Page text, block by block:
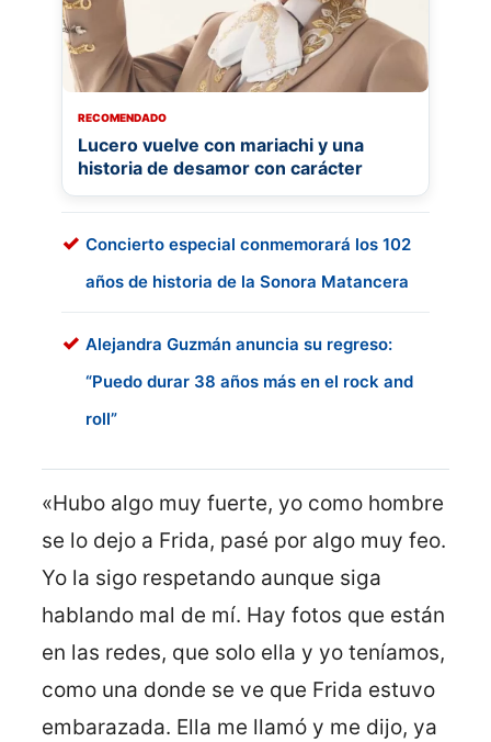
RECOMENDADO
Lucero vuelve con mariachi y una
historia de desamor con carácter
Concierto especial conmemorará los 102
años de historia de la Sonora Matancera
Alejandra Guzmán anuncia su regreso:
“Puedo durar 38 años más en el rock and
roll”
«Hubo algo muy fuerte, yo como hombre
se lo dejo a Frida, pasé por algo muy feo.
Yo la sigo respetando aunque siga
hablando mal de mí. Hay fotos que están
en las redes, que solo ella y yo teníamos,
como una donde se ve que Frida estuvo
embarazada. Ella me llamó y me dijo, ya